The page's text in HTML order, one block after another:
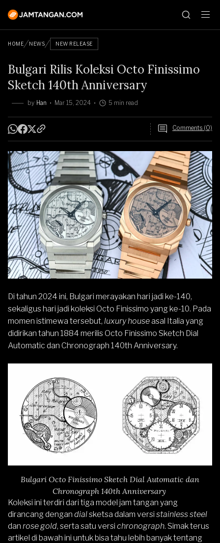
HOME NEWS NEW RELEASE
Bulgari Rilis Koleksi Octo Finissimo
Sketch 140th Anniversary
by Han Mar 15, 2024 5 min read
Comments (0)
Di tahun 2024 ini, Bulgari merayakan hari jadi ke-140,
sekaligus hari jadi koleksi Octo Finissimo yang ke-10. Pada
momen istimewa tersebut, luxury houseasal Italia yang
didirikan tahun 1884 merilis Octo Finissimo Sketch Dial
Automatic dan Chronograph 140th Anniversary.
Bulgari Octo Finissimo Sketch Dial Automatic dan
Chronograph 140th Anniversary
Koleksi ini terdiri dari tiga model jam tangan yang
dirancang dengan dialsketsa dalam versi stainless steel
dan rose gold, serta satu versi chronograph. Simak terus
artikel di bawah ini untuk bisa tahu lebih banyak tentang